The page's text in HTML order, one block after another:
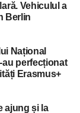
Vehiculul a
Berlin
Național
au perfecționat
Erasmus+
ajung și la